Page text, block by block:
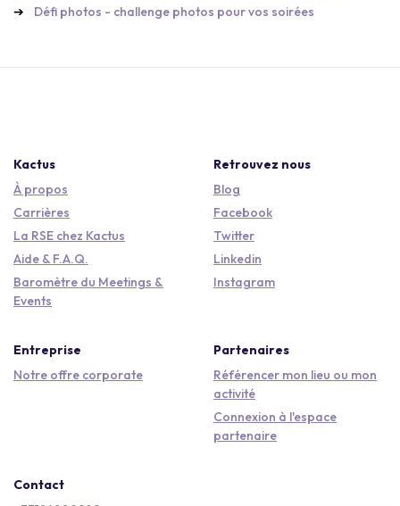
Défi photos - challenge photos pour vos soirées
Kactus
À propos
Carrières
La RSE chez Kactus
Aide & F.A.Q.
Baromètre du Meetings &
Events
Retrouvez nous
Blog
Facebook
Twitter
Linkedin
Instagram
Entreprise
Notre offre corporate
Partenaires
Référencer mon lieu ou mon
activité
Connexion à l'espace
partenaire
Contact